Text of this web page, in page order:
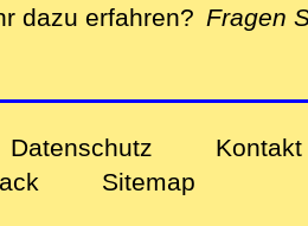
dazu erfahren? Fragen
Datenschutz
Kontakt
Sitemap